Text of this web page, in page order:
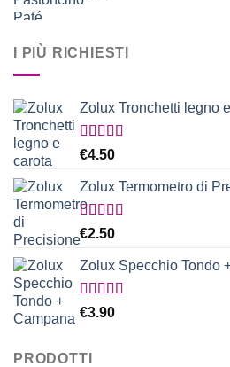
I PIÙ RICHIESTI
Zolux Tronchetti legno
Valutato
€4.50
Zolux Termometro di
Valutato
5.00
€2.50
Zolux Specchio Tondo
Valutato
€3.90
PRODOTTI